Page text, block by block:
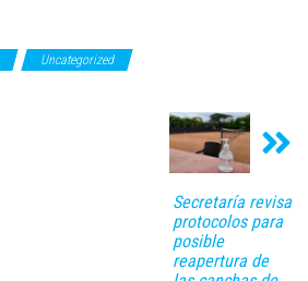
Uncategorized
Secretaría revisa
protocolos para
posible
reapertura de